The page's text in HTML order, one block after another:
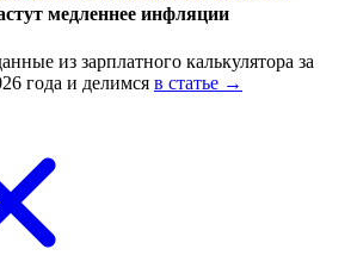
медленнее инфляции
из зарплатного калькулятора за
года и делимся в статье →